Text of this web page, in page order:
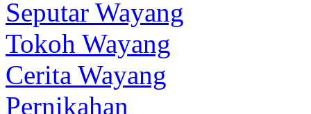
Seputar Wayang
Tokoh Wayang
Cerita Wayang
Pernikahan